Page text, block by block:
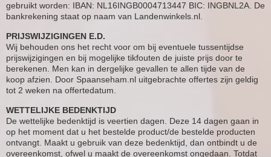
gebruikt worden: IBAN: NL16INGB0004713447 BIC: INGBNL2A. De
bankrekening staat op naam van Landenwinkels.nl.
PRIJSWIJZIGINGEN E.D.
Wij behouden ons het recht voor om bij eventuele tussentijdse
prijswijzigingen en bij mogelijke tikfouten de juiste prijs door te
berekenen. Men kan in dergelijke gevallen te allen tijde van de
koop afzien. Door Spaanseham.nl uitgebrachte offertes zijn geldig
tot 2 weken na offertedatum.
WETTELIJKE BEDENKTIJD
De wettelijke bedenktijd is veertien dagen. Deze 14 dagen gaan in
op het moment dat u het bestelde product/de bestelde producten
ontvangt. Maakt u gebruik van deze bedenktijd, dan ontbindt u de
overeenkomst, ofwel u maakt de overeenkomst ongedaan. Totdat